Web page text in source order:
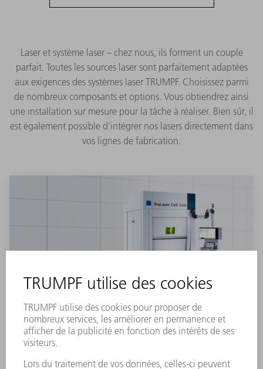
Laser et système laser – chez nous, ils forment un couple
parfait. Toutes les sources laser sont parfaitement adaptées
aux exigences des systèmes laser TRUMPF. Choisissez parmi
de nombreux composants et options. Vous obtiendrez ainsi
une installation sur mesure pour la tâche à réaliser. Bien sûr, il
est également possible d'intégrer nos lasers directement dans
vos lignes de fabrication.
TRULASER CELL 3000
L'universelle